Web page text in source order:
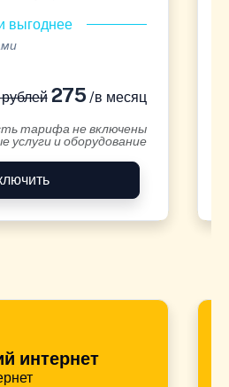
выгоднее
275 /в месяц
тарифа не включены
услуги и оборудование
интернет